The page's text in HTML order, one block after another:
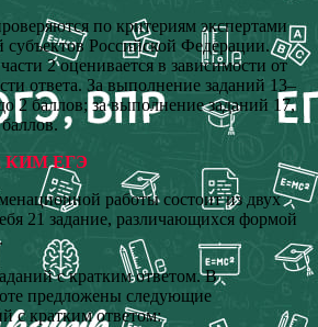
по критериям экспертами
Российской Федерации.
2 оценивается в зависимости от
ответа. За выполнение заданий 13–
2 баллов; за выполнение заданий 17,
КИМ ЕГЭ
работы состоит из двух
21 задание, различающихся формой
с кратким ответом. В
предложены следующие
с кратким ответом: